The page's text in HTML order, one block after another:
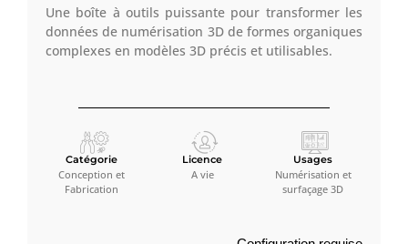
Une boîte à outils puissante pour transformer les
données de numérisation 3D de formes organiques
complexes en modèles 3D précis et utilisables.
Catégorie
Conception et
Fabrication
Licence
A vie
Usages
Numérisation et
surfaçage 3D